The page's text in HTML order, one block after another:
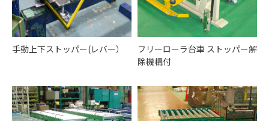
手動上下ストッパー(レバー）
フリーローラ台車 ストッパー解
除機構付